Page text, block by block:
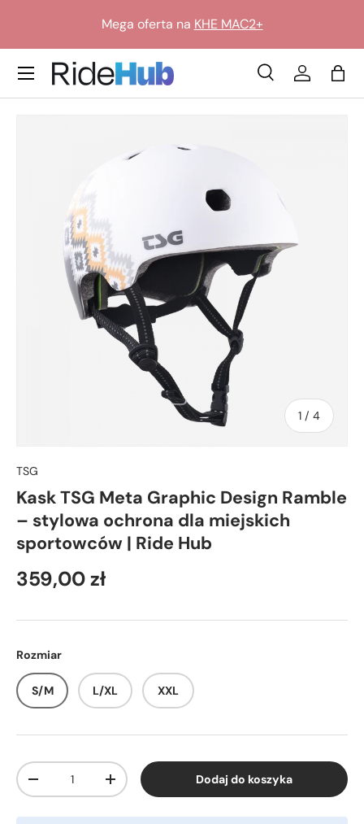
Przejdź do treściMega oferta na KHE MAC2+
Szukaj
SzukajZaloguj się
Translation missing: pl.general.icon_labels.menu
1 / z
4
TSG
Kask TSG Meta Graphic Design Ramble
– stylowa ochrona dla miejskich
sportowców | Ride Hub
359,00 zł
Rozmiar
S/M L/XL XXL
Ilość
-
+ Dodaj do koszyka